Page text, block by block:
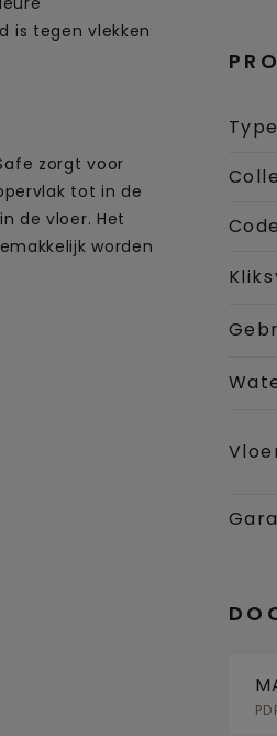
is tegen vlekken
zorgt voor
tot in de
de vloer. Het
worden
Code